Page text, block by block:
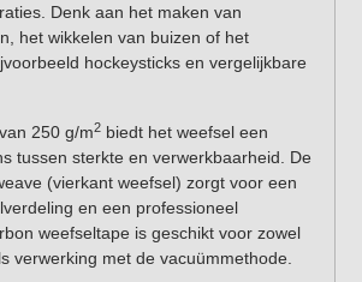
Denk aan het maken van
het wikkelen van buizen of het
hockeysticks en vergelijkbare
250 g/m2biedt het weefsel een
tussen sterkte en verwerkbaarheid. De
(vierkant weefsel) zorgt voor een
en een professioneel
weefseltape is geschikt voor zowel
verwerking met de vacuümmethode.